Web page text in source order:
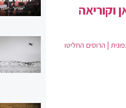
וקוריאה
| הרוסים החליטו